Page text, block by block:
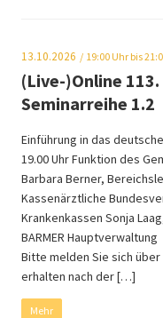
13.10.2026 19:00 Uhr bis
(Live-)Online
Seminarreihe 1.2
Einführung in das
19.00 Uhr Funktion des
Barbara Berner,
Kassenärztliche
Krankenkassen Sonja
BARMER
Bitte melden Sie sich
erhalten nach der […]
Mehr